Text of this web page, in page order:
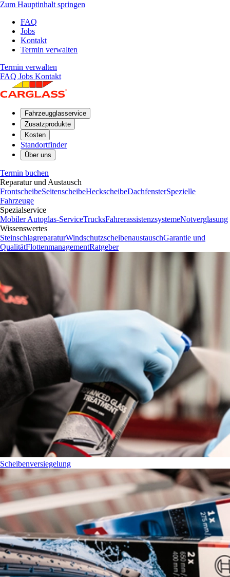
Zum Hauptinhalt springen
FAQ
Jobs
Kontakt
Termin verwalten
Termin verwalten
FAQ Jobs Kontakt
Fahrzeugglasservice
Zusatzprodukte
Kosten
Standortfinder
Über uns
Termin buchen
Reparatur und Austausch
FrontscheibeSeitenscheibeHeckscheibeDachfensterSpezielle
Fahrzeuge
Spezialservice
Mobiler Autoglas-ServiceTrucksFahrerassistenzsystemeNotverglasung
Wissenswertes
SteinschlagreparaturWindschutzscheibenaustauschGarantie und
QualitätFlottenmanagementRatgeber
Scheibenversiegelung